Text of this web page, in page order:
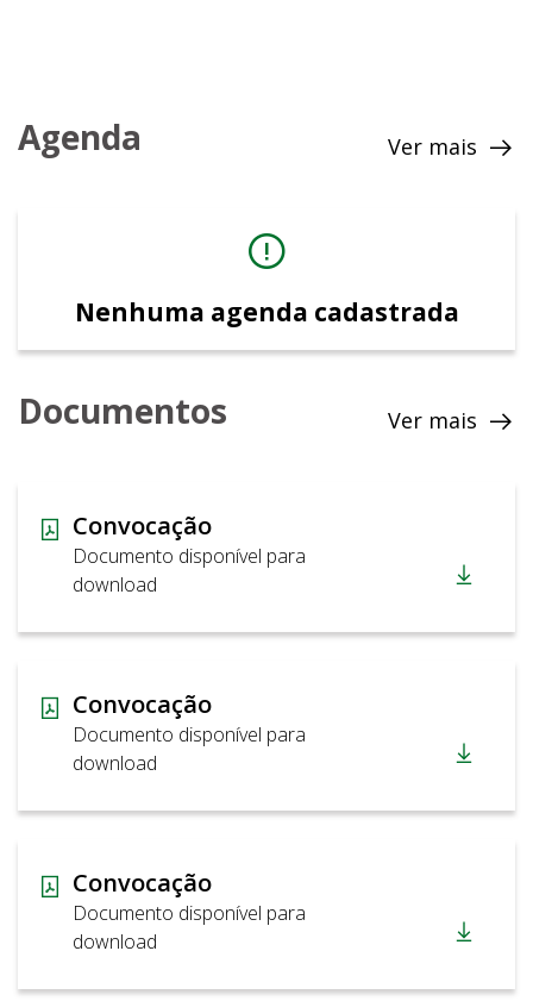
Agenda Ver mais
Nenhuma agenda cadastrada
Documentos Ver mais
Convocação
Documento disponível para
download
Convocação
Documento disponível para
download
Convocação
Documento disponível para
download